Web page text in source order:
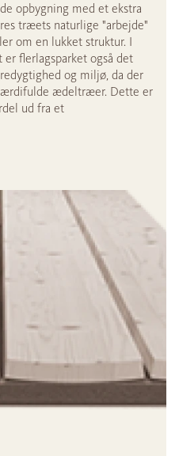
opbygning med et ekstra
træets naturlige "arbejde"
om en lukket struktur. I
flerlagsparket også det
og miljø, da der
ædeltræer. Dette er
ud fra et